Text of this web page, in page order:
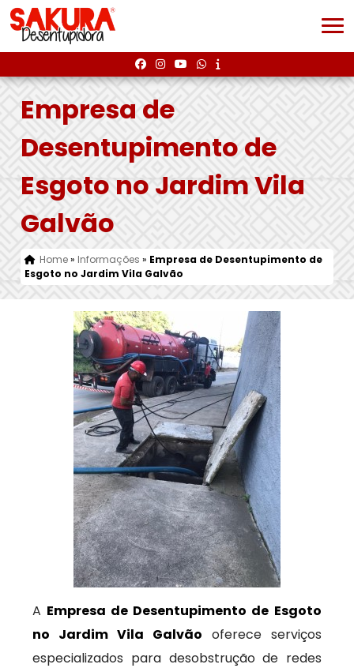
Empresa de
Desentupimento de
Esgoto no Jardim Vila
Galvão
Home» Informações » Empresa de Desentupimento de
Esgoto no Jardim Vila Galvão
A Empresa de Desentupimento de Esgoto
no Jardim Vila Galvão oferece serviços
especializados para desobstrução de redes